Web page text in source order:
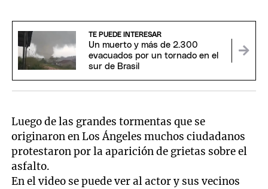
TE PUEDE INTERESAR
Un muerto y más de 2.300
evacuados por un tornado en el
sur de Brasil
Luego de las grandes tormentas que se
originaron en Los Ángeles muchos ciudadanos
protestaron por la aparición de grietas sobre el
asfalto.
En el video se puede ver al actor y sus vecinos